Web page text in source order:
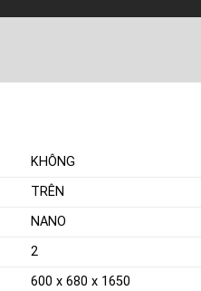
KHÔNG
TRÊN
NANO
2
600 x 680 x 1650